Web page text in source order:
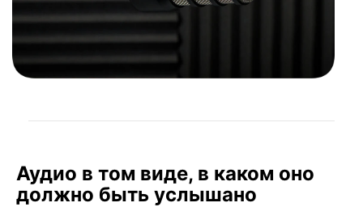
Аудио в том виде, в каком оно
должно быть услышано